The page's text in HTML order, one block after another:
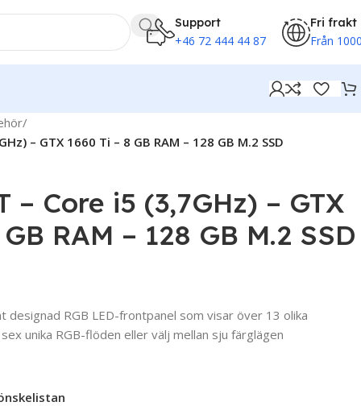
Support
+46 72 444 44 87
Fri frakt
Från
/
– GTX 1660 Ti – 8 GB RAM – 128 GB M.2 SSD
– Core i5 (3,7GHz) – GTX
RAM – 128 GB M.2 SSD
designad RGB LED-frontpanel som visar över 13 olika
unika RGB-flöden eller välj mellan sju färglägen